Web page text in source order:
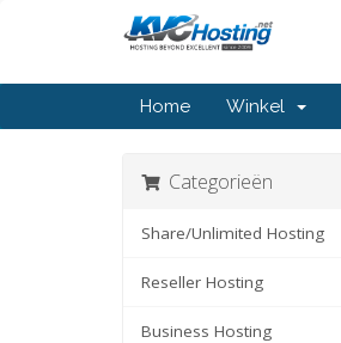
Home Winkel
Categorieën
Share/Unlimited Hosting
Reseller Hosting
Business Hosting